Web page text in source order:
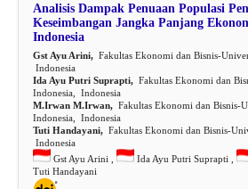
Analisis Dampak Penuaan Populasi
Keseimbangan Jangka Panjang
Indonesia
Gst Ayu Arini,Fakultas Ekonomi dan Bisnis-
Indonesia
Ida Ayu Putri Suprapti,Fakultas Ekonomi dan
Indonesia, Indonesia
M.Irwan M.Irwan,Fakultas Ekonomi dan Bisnis-
Indonesia, Indonesia
Tuti Handayani,Fakultas Ekonomi dan Bisnis-
Indonesia
Gst Ayu Arini ,
Ida Ayu Putri Suprapti ,
Tuti Handayani